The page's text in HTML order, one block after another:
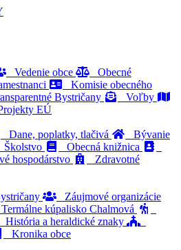
Vedenie obce
Obecné
Komisie obecného
Bystričany
Voľby
EÚ
Dane, poplatky, tlačivá
Bývanie
Školstvo
Obecná knižnica
hospodárstvo
Zdravotné
Záujmové organizácie
kúpalisko Chalmová
História a heraldické znaky
Kronika obce